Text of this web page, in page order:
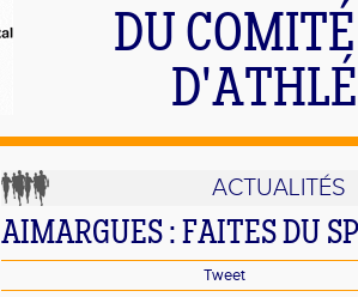
DU
ACTUALITÉS
AIMARGUES : FAITES DU
Tweet